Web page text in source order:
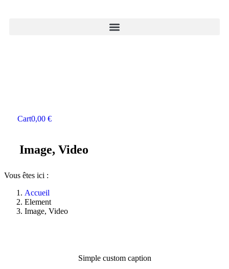
Cart0,00 €
Image, Video
Vous êtes ici :
Accueil
Element
Image, Video
Simple custom caption